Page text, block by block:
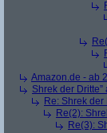
Amazon.de - ab
Shrek der
Re: Shrek
Re(2):
Re(3):